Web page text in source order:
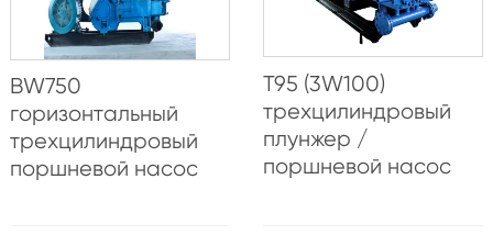
BW750
горизонтальный
трехцилиндровый
поршневой насос
T95 (3W100)
трехцилиндровый
плунжер /
поршневой насос